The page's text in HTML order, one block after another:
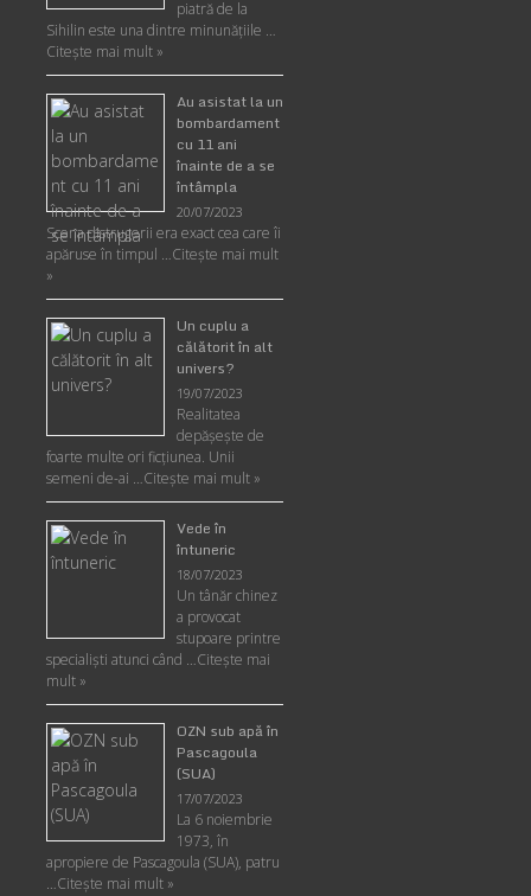
piatră de la
Sihilin este una dintre minunăţiile …
Citește mai mult »
Au asistat la un
bombardament
cu 11 ani
înainte de a se
întâmpla
20/07/2023
Scena distrugerii era exact cea care îi
apăruse în timpul …Citește mai mult
»
Un cuplu a
călătorit în alt
univers?
19/07/2023
Realitatea
depăşeşte de
foarte multe ori ficţiunea. Unii
semeni de-ai …Citește mai mult »
Vede în
întuneric
18/07/2023
Un tânăr chinez
a provocat
stupoare printre
specialişti atunci când …Citește mai
mult »
OZN sub apă în
Pascagoula
(SUA)
17/07/2023
La 6 noiembrie
1973, în
apropiere de Pascagoula (SUA), patru
…Citește mai mult »